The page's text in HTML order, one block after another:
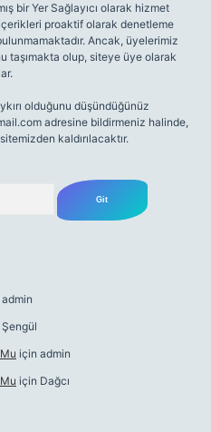
bir Yer Sağlayıcı olarak hizmet
proaktif olarak denetleme
Ancak, üyelerimiz
taşımakta olup, siteye üye olarak
olduğunu düşündüğünüz
adresine bildirmeniz halinde,
kaldırılacaktır.
admin
Şengül
için admin
için Dağcı